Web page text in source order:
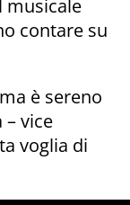
musicale
contare su
è sereno
– vice
voglia di